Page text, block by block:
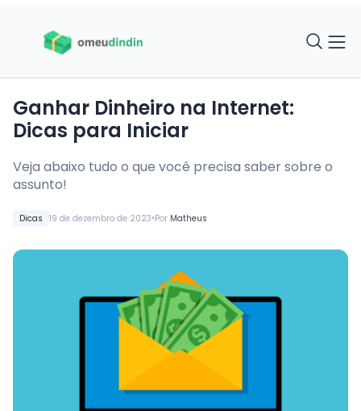
Dicas 19 de dezembro de 2023•Por Matheus
Ganhar Dinheiro na Internet:
Dicas para Iniciar
Veja abaixo tudo o que você precisa saber sobre o
assunto!